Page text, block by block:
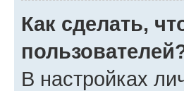
Как сделать,
В настройках